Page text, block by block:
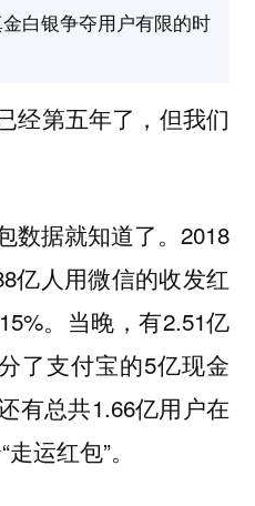
白银争夺用户有限的时
经第五年了，但我们
数据就知道了。2018
亿人用微信的收发红
。当晚，有2.51亿
了支付宝的5亿现金
有总共1.66亿用户在
运红包”。